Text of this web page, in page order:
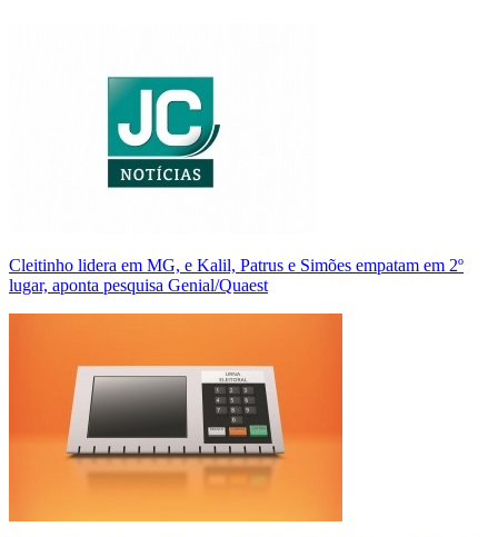
Cleitinho lidera em MG, e Kalil, Patrus e Simões empatam em 2º
lugar, aponta pesquisa Genial/Quaest